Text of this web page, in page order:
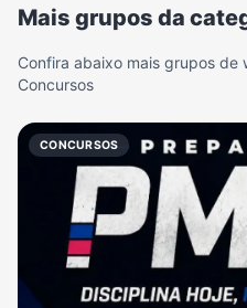
Mais grupos da
Confira abaixo mais grupos
Concursos
CONCURSOS